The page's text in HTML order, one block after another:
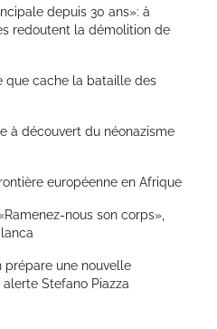
depuis 30 ans»: à
redoutent la démolition de
que cache la bataille des
à découvert du néonazisme
européenne en Afrique
nous son corps»,
prépare une nouvelle
Stefano Piazza